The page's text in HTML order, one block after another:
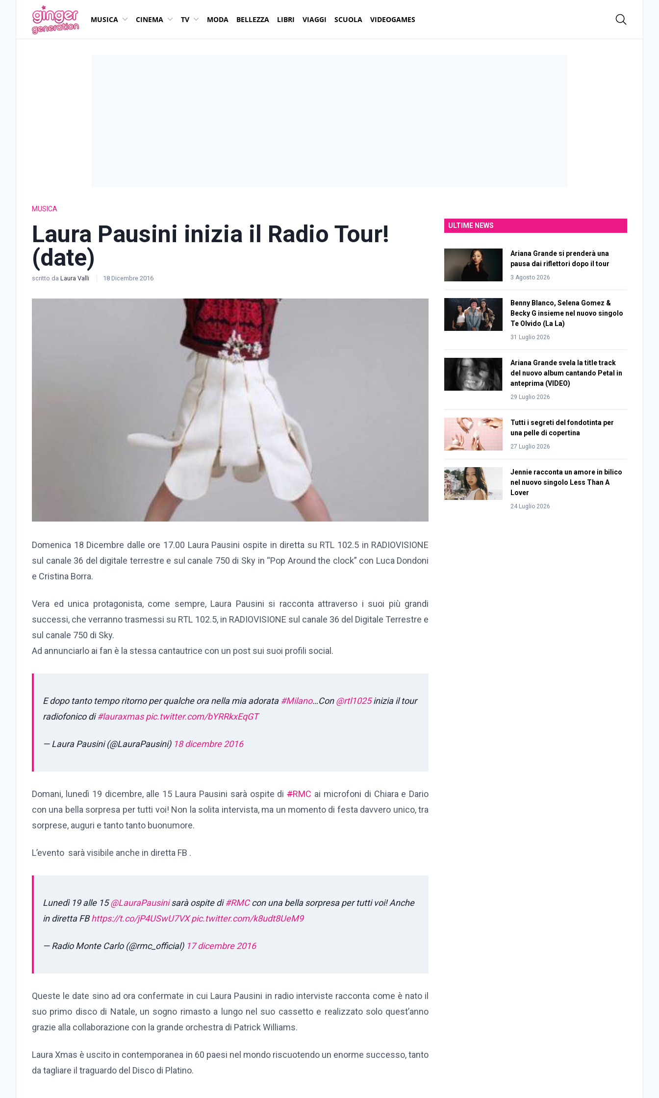
MUSICA CINEMA TV MODA BELLEZZA LIBRI VIAGGI SCUOLA VIDEOGAMES
MUSICA
Laura Pausini inizia il Radio Tour!
(date)
scritto da Laura Valli 18 Dicembre 2016
Domenica 18 Dicembre dalle ore 17.00 Laura Pausini ospite in diretta su RTL 102.5 in RADIOVISIONE
sul canale 36 del digitale terrestre e sul canale 750 di Sky in “Pop Around the clock” con Luca Dondoni
e Cristina Borra.
Vera ed unica protagonista, come sempre, Laura Pausini si racconta attraverso i suoi più grandi
successi, che verranno trasmessi su RTL 102.5, in RADIOVISIONE sul canale 36 del Digitale Terrestre e
sul canale 750 di Sky.
Ad annunciarlo ai fan è la stessa cantautrice con un post sui suoi profili social.
E dopo tanto tempo ritorno per qualche ora nella mia adorata #Milano…Con@rtl1025inizia il tour
radiofonico di#lauraxmas pic.twitter.com/bYRRkxEqGT
— Laura Pausini (@LauraPausini) 18 dicembre 2016
Domani, lunedì 19 dicembre, alle 15 Laura Pausini sarà ospite di#RMC ai microfoni di Chiara e Dario
con una bella sorpresa per tutti voi! Non la solita intervista, ma un momento di festa davvero unico, tra
sorprese, auguri e tanto tanto buonumore.
L’evento sarà visibile anche in diretta FB .
Lunedì 19 alle 15@LauraPausinisarà ospite di#RMCcon una bella sorpresa per tutti voi! Anche
in diretta FBhttps://t.co/jP4USwU7VX pic.twitter.com/k8udt8UeM9
— Radio Monte Carlo (@rmc_official) 17 dicembre 2016
Queste le date sino ad ora confermate in cui Laura Pausini in radio interviste racconta come è nato il
suo primo disco di Natale, un sogno rimasto a lungo nel suo cassetto e realizzato solo quest’anno
grazie alla collaborazione con la grande orchestra di Patrick Williams.
Laura Xmas è uscito in contemporanea in 60 paesi nel mondo riscuotendo un enorme successo, tanto
da tagliare il traguardo del Disco di Platino.
ULTIME NEWS
Ariana Grande si prenderà una
pausa dai riflettori dopo il tour
3 Agosto 2026
Benny Blanco, Selena Gomez &
Becky G insieme nel nuovo singolo
Te Olvido (La La)
31 Luglio 2026
Ariana Grande svela la title track
del nuovo album cantando Petal in
anteprima (VIDEO)
29 Luglio 2026
Tutti i segreti del fondotinta per
una pelle di copertina
27 Luglio 2026
Jennie racconta un amore in bilico
nel nuovo singolo Less Than A
Lover
24 Luglio 2026